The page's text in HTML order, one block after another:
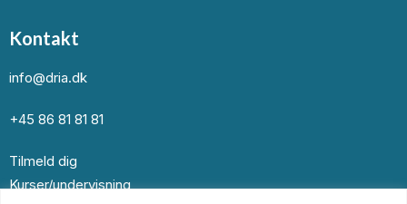
Kontakt
info@dria.dk
+45 86 81 81 81
Tilmeld dig
Kurser/undervisning